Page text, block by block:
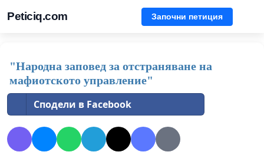
Peticiq.com Започни петиция
"Народна заповед за отстраняване на
мафиотското управление"
Сподели в Facebook